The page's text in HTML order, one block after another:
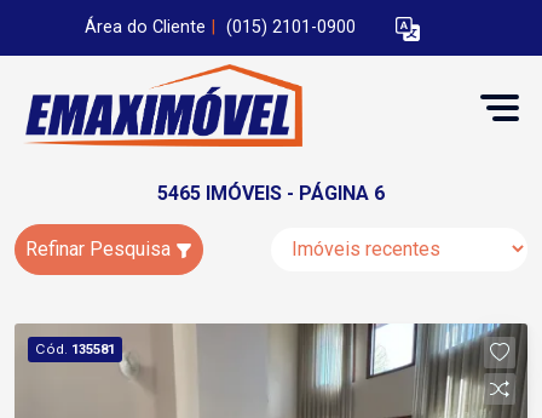
Área do Cliente (015) 2101-0900
5465 IMÓVEIS - PÁGINA 6
Refinar Pesquisa
Cód. 135581